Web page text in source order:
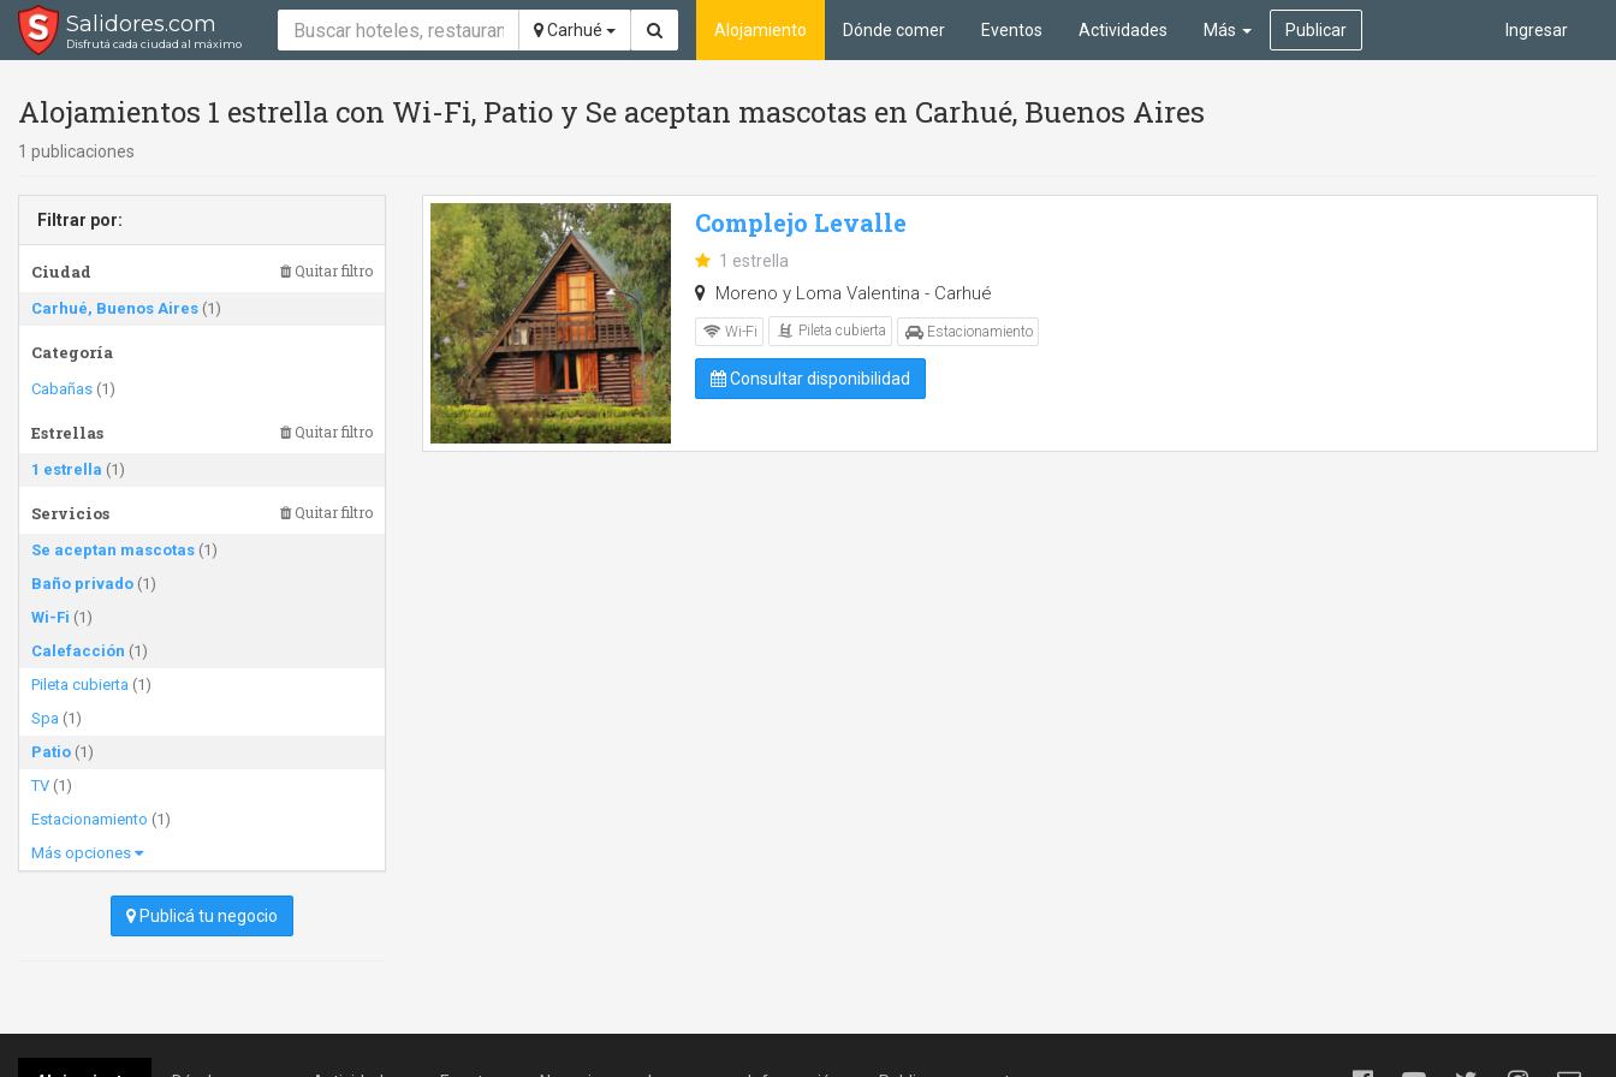
Salidores.com
Disfrutá cada ciudad al máximo
Carhué Ingresar
Alojamiento Dónde comer Eventos Actividades Más Publicar
Alojamientos 1 estrella con Wi-Fi, Patio y Se aceptan mascotas en Carhué, Buenos Aires
1 publicaciones
Filtrar por:
Ciudad Quitar filtro
Carhué, Buenos Aires (1)
Categoría
Cabañas (1)
Estrellas Quitar filtro
1 estrella (1)
Servicios Quitar filtro
Se aceptan mascotas (1)
Baño privado (1)
Wi-Fi (1)
Calefacción (1)
Pileta cubierta (1)
Spa (1)
Patio (1)
TV (1)
Estacionamiento (1)
Más opciones
Publicá tu negocio
Complejo Levalle
1 estrella
Moreno y Loma Valentina - Carhué
Wi-Fi Pileta cubierta Estacionamiento
Consultar disponibilidad